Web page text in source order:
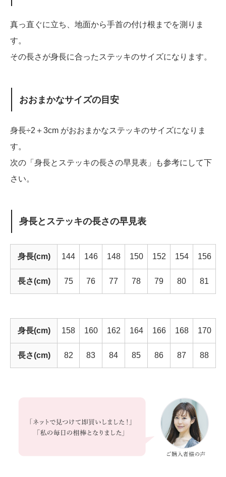
真っ直ぐに立ち、地面から手首の付け根までを測りま
す。
その長さが身長に合ったステッキのサイズになります。
おおまかなサイズの目安
身長÷2＋3cm がおおまかなステッキのサイズになりま
す。
次の「身長とステッキの長さの早見表」も参考にして下
さい。
身長とステッキの長さの早見表
身長(cm) 144 146 148 150 152 154 156
長さ(cm) 75 76 77 78 79 80 81
身長(cm) 158 160 162 164 166 168 170
長さ(cm) 82 83 84 85 86 87 88